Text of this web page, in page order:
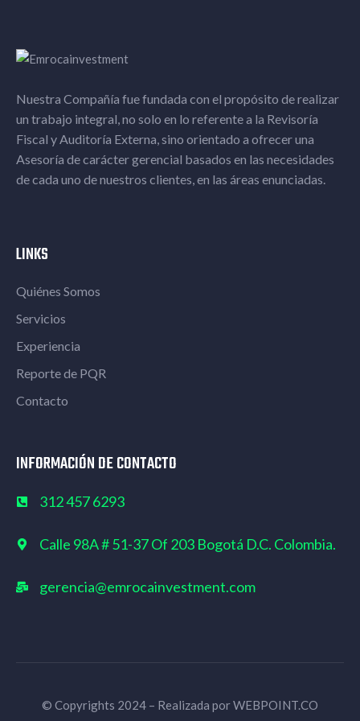
Nuestra Compañía fue fundada con el propósito de realizar
un trabajo integral, no solo en lo referente a la Revisoría
Fiscal y Auditoría Externa, sino orientado a ofrecer una
Asesoría de carácter gerencial basados en las necesidades
de cada uno de nuestros clientes, en las áreas enunciadas.​
LINKS
Quiénes Somos
Servicios
Experiencia
Reporte de PQR
Contacto
INFORMACIÓN DE CONTACTO
312 457 6293
Calle 98A # 51-37 Of 203 Bogotá D.C. Colombia.
gerencia@emrocainvestment.com
© Copyrights 2024 – Realizada porWEBPOINT.CO